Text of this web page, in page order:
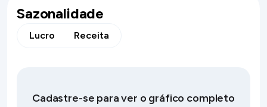
Sazonalidade
Lucro Receita
Cadastre-se para ver o gráfico completo